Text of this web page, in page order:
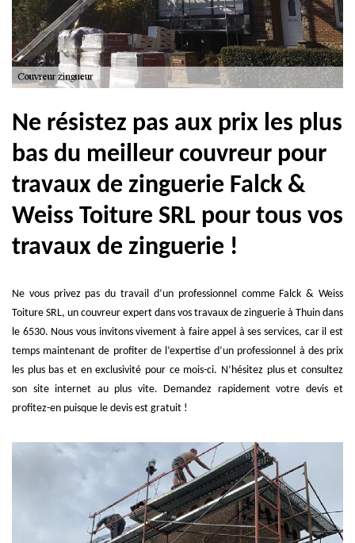
Ne résistez pas aux prix les plus
bas du meilleur couvreur pour
travaux de zinguerie Falck &
Weiss Toiture SRL pour tous vos
travaux de zinguerie !
Ne vous privez pas du travail d’un professionnel comme Falck & Weiss
Toiture SRL, un couvreur expert dans vos travaux de zinguerie à Thuin dans
le 6530. Nous vous invitons vivement à faire appel à ses services, car il est
temps maintenant de profiter de l’expertise d’un professionnel à des prix
les plus bas et en exclusivité pour ce mois-ci. N’hésitez plus et consultez
son site internet au plus vite. Demandez rapidement votre devis et
profitez-en puisque le devis est gratuit !